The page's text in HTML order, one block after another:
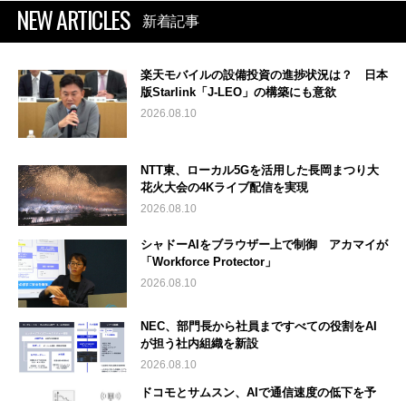
NEW ARTICLES 新着記事
楽天モバイルの設備投資の進捗状況は？ 日本
版Starlink「J-LEO」の構築にも意欲
2026.08.10
NTT東、ローカル5Gを活用した長岡まつり大
花火大会の4Kライブ配信を実現
2026.08.10
シャドーAIをブラウザー上で制御 アカマイが
「Workforce Protector」
2026.08.10
NEC、部門長から社員まですべての役割をAI
が担う社内組織を新設
2026.08.10
ドコモとサムスン、AIで通信速度の低下を予